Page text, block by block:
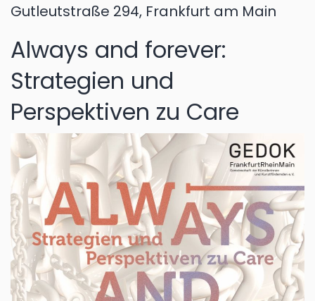
Gutleutstraße 294, Frankfurt am Main
Always and forever:
Strategien und
Perspektiven zu Care